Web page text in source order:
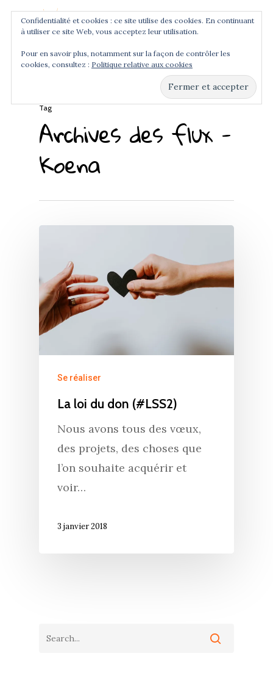
Hit enter to search or ESC to close
Tag
Archives des flux -
Koena
Se réaliser
La loi du don (#LSS2)
Nous avons tous des vœux,
des projets, des choses que
l’on souhaite acquérir et
voir…
3 janvier 2018
Confidentialité et cookies : ce site utilise des cookies. En continuant
à utiliser ce site Web, vous acceptez leur utilisation.
Pour en savoir plus, notamment sur la façon de contrôler les
cookies, consultez : Politique relative aux cookies